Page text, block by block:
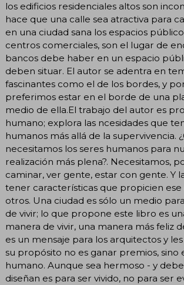
los edificios residenciales altos son
hace que una calle sea atractiva para
en una ciudad sana los espacios
centros comerciales, son el lugar de
bancos debe haber en un espacio
deben situar. El autor se adentra en
fascinantes como el de los bordes, y
preferimos estar en el borde de una
medio de ella.El trabajo del autor es
humano; explora las ncesidades que
humanos más allá de la supervivencia.
necesitamos los seres humanos para
realización más plena?. Necesitamos,
caminar, ver gente, estar con gente. Y
tener características que propicien
otros. Una ciudad es sólo un medio
de vivir; lo que propone este libro es
manera de vivir, una manera más feliz
es un mensaje para los arquitectos y
su propósito no es ganar premios, sino
humano. Aunque sea hermoso - y
diseñan es para ser vivido, no para ser